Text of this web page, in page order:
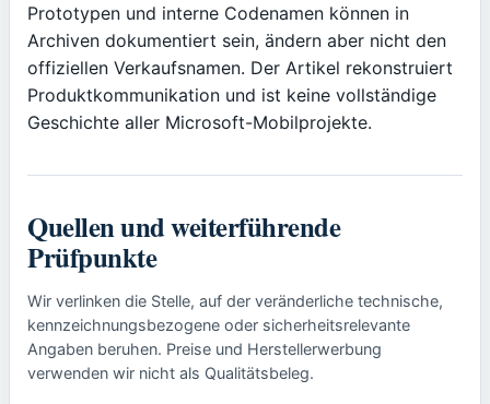
Prototypen und interne Codenamen können in
Archiven dokumentiert sein, ändern aber nicht den
offiziellen Verkaufsnamen. Der Artikel rekonstruiert
Produktkommunikation und ist keine vollständige
Geschichte aller Microsoft-Mobilprojekte.
Quellen und weiterführende
Prüfpunkte
Wir verlinken die Stelle, auf der veränderliche technische,
kennzeichnungsbezogene oder sicherheitsrelevante
Angaben beruhen. Preise und Herstellerwerbung
verwenden wir nicht als Qualitätsbeleg.